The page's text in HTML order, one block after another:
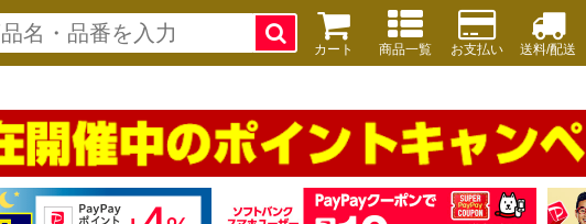
カート 商品一覧 お支払い 送料/配送